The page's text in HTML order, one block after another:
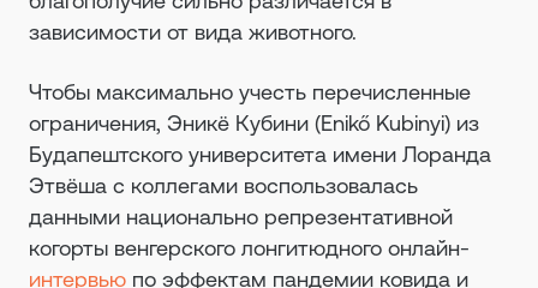
зависимости от вида животного.
Чтобы максимально учесть перечисленные
ограничения, Эникё Кубини (Enikő Kubinyi) из
Будапештского университета имени Лоранда
Этвёша с коллегами воспользовалась
данными национально репрезентативной
когорты венгерского лонгитюдного онлайн-
интервью по эффектам пандемии ковида и